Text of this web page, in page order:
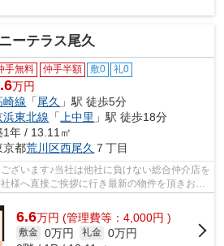
ーテラス尾久
手無料 仲手半額 敷0 礼0
万円
崎線 「尾久 」駅 徒歩5分
浜東北線 「上中里 」駅 徒歩18分
1年 / 13.11㎡
京都荒川区西尾久 ７丁目
ざいます♪当社は他社に負けない総合仲介店を
様へ直接ご挨拶に行き最新の物件を頂きお客
情報は...
6.6万円 (管理費等：4,000円 )
敷金 0万円 礼金 0万円